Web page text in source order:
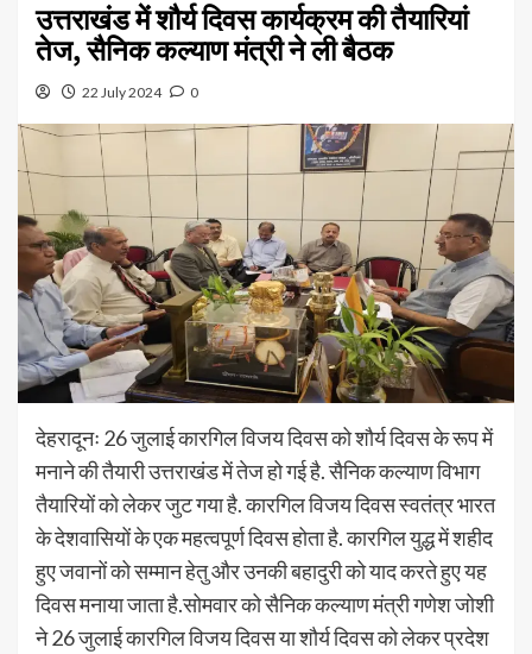
उत्तराखंड में शौर्य दिवस कार्यक्रम की तैयारियां
तेज, सैनिक कल्याण मंत्री ने ली बैठक
22 July 2024 0
देहरादूनः 26 जुलाई कारगिल विजय दिवस को शौर्य दिवस के रूप में
मनाने की तैयारी उत्तराखंड में तेज हो गई है. सैनिक कल्याण विभाग
तैयारियों को लेकर जुट गया है. कारगिल विजय दिवस स्वतंत्र भारत
के देशवासियों के एक महत्वपूर्ण दिवस होता है. कारगिल युद्ध में शहीद
हुए जवानों को सम्मान हेतु और उनकी बहादुरी को याद करते हुए यह
दिवस मनाया जाता है.सोमवार को सैनिक कल्याण मंत्री गणेश जोशी
ने 26 जुलाई कारगिल विजय दिवस या शौर्य दिवस को लेकर प्रदेश